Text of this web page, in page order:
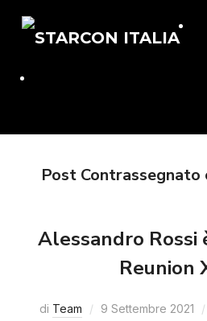
Post Contrassegnato
Alessandro Rossi
Reunion
di Team 9 Settembre 2021